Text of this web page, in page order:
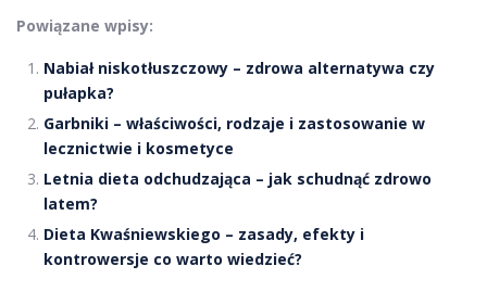
Powiązane wpisy:
Nabiał niskotłuszczowy – zdrowa alternatywa czy
pułapka?
Garbniki – właściwości, rodzaje i zastosowanie w
lecznictwie i kosmetyce
Letnia dieta odchudzająca – jak schudnąć zdrowo
latem?
Dieta Kwaśniewskiego – zasady, efekty i
kontrowersje co warto wiedzieć?